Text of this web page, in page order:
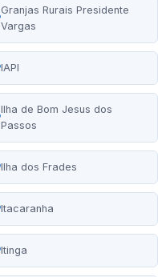
Granjas Rurais Presidente
Vargas
IAPI
Ilha de Bom Jesus dos
Passos
Ilha dos Frades
Itacaranha
Itinga